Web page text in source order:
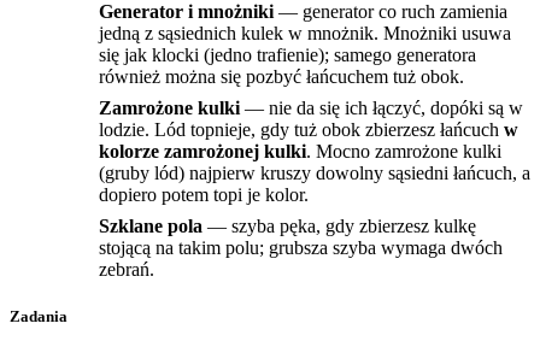
Generator i mnożniki — generator co ruch zamienia
jedną z sąsiednich kulek w mnożnik. Mnożniki usuwa
się jak klocki (jedno trafienie); samego generatora
również można się pozbyć łańcuchem tuż obok.
Zamrożone kulki — nie da się ich łączyć, dopóki są w
lodzie. Lód topnieje, gdy tuż obok zbierzesz łańcuch w
kolorze zamrożonej kulki. Mocno zamrożone kulki
(gruby lód) najpierw kruszy dowolny sąsiedni łańcuch, a
dopiero potem topi je kolor.
Szklane pola — szyba pęka, gdy zbierzesz kulkę
stojącą na takim polu; grubsza szyba wymaga dwóch
zebrań.
Zadania